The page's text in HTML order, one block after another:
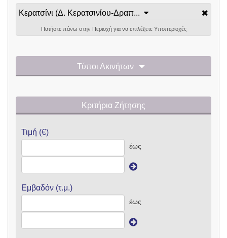
Κερατσίνι (Δ. Κερατσινίου-Δραπ...
Πατήστε πάνω στην Περιοχή για να επιλέξετε Υποπεριοχές
Τύποι Ακινήτων
Κριτήρια Ζήτησης
Τιμή (€)
έως
Εμβαδόν (τ.μ.)
έως